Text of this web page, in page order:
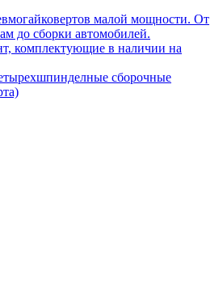
малой мощности. От
до сборки автомобилей.
комплектующие в наличии на
сборочные